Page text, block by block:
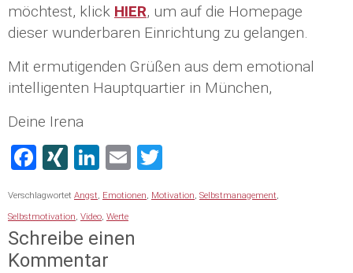
möchtest, klick HIER, um auf die Homepage
dieser wunderbaren Einrichtung zu gelangen.
Mit ermutigenden Grüßen aus dem emotional
intelligenten Hauptquartier in München,
Deine Irena
Facebook
XINGLinkedIn
Email
Verschlagwortet Angst, Emotionen, Motivation, Selbstmanagement,
Selbstmotivation, Video, Werte
Schreibe einen
Kommentar